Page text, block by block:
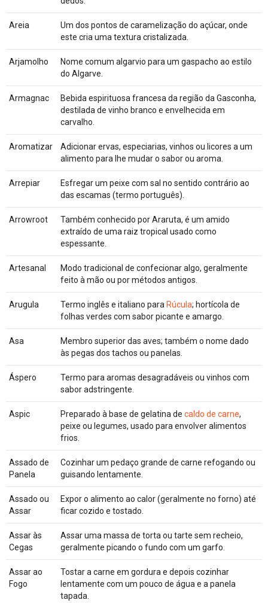
Areia
Um dos pontos de caramelização do açúcar, onde
este cria uma textura cristalizada.
Arjamolho
Nome comum algarvio para um gaspacho ao estilo
do Algarve.
Armagnac
Bebida espirituosa francesa da região da Gasconha,
destilada de vinho branco e envelhecida em
carvalho.
Aromatizar
Adicionar ervas, especiarias, vinhos ou licores a um
alimento para lhe mudar o sabor ou aroma.
Arrepiar
Esfregar um peixe com sal no sentido contrário ao
das escamas (termo português).
Arrowroot
Também conhecido por Araruta, é um amido
extraído de uma raiz tropical usado como
espessante.
Artesanal
Modo tradicional de confecionar algo, geralmente
feito à mão ou por métodos antigos.
Arugula Termo inglês e italiano para Rúcula; hortícola de
folhas verdes com sabor picante e amargo.
Asa
Membro superior das aves; também o nome dado
às pegas dos tachos ou panelas.
Áspero
Termo para aromas desagradáveis ou vinhos com
sabor adstringente.
Aspic Preparado à base de gelatina de caldo de carne,
peixe ou legumes, usado para envolver alimentos
frios.
Assado de
Panela
Cozinhar um pedaço grande de carne refogando ou
guisando lentamente.
Assado ou
Assar
Expor o alimento ao calor (geralmente no forno) até
ficar cozido e tostado.
Assar às
Cegas
Assar uma massa de torta ou tarte sem recheio,
geralmente picando o fundo com um garfo.
Assar ao
Fogo
Tostar a carne em gordura e depois cozinhar
lentamente com um pouco de água e a panela
tapada.